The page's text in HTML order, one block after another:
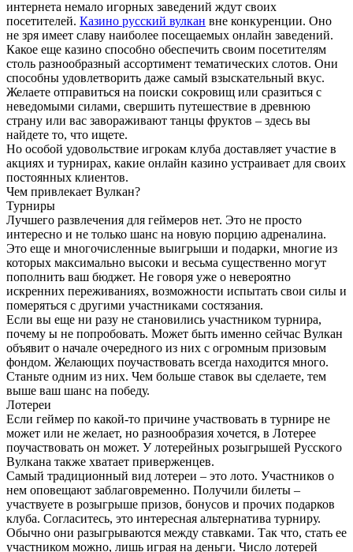
интернета немало игорных заведений ждут своих
посетителей. Казино русский вулкан вне конкуренции. Оно
не зря имеет славу наиболее посещаемых онлайн заведений.
Какое еще казино способно обеспечить своим посетителям
столь разнообразный ассортимент тематических слотов. Они
способны удовлетворить даже самый взыскательный вкус.
Желаете отправиться на поиски сокровищ или сразиться с
неведомыми силами, свершить путешествие в древнюю
страну или вас завораживают танцы фруктов – здесь вы
найдете то, что ищете.
Но особой удовольствие игрокам клуба доставляет участие в
акциях и турнирах, какие онлайн казино устраивает для своих
постоянных клиентов.
Чем привлекает Вулкан?
Турниры
Лучшего развлечения для геймеров нет. Это не просто
интересно и не только шанс на новую порцию адреналина.
Это еще и многочисленные выигрыши и подарки, многие из
которых максимально высоки и весьма существенно могут
пополнить ваш бюджет. Не говоря уже о невероятно
искренних переживаниях, возможности испытать свои силы и
померяться с другими участниками состязания.
Если вы еще ни разу не становились участником турнира,
почему ы не попробовать. Может быть именно сейчас Вулкан
объявит о начале очередного из них с огромным призовым
фондом. Желающих поучаствовать всегда находится много.
Станьте одним из них. Чем больше ставок вы сделаете, тем
выше ваш шанс на победу.
Лотереи
Если геймер по какой-то причине участвовать в турнире не
может или не желает, но разнообразия хочется, в Лотерее
поучаствовать он может. У лотерейных розыгрышей Русского
Вулкана также хватает приверженцев.
Самый традиционный вид лотереи – это лото. Участников о
нем оповещают заблаговременно. Получили билеты –
участвуете в розыгрыше призов, бонусов и прочих подарков
клуба. Согласитесь, это интересная альтернатива турниру.
Обычно они разыгрываются между ставками. Так что, стать ее
участником можно, лишь играя на деньги. Число лотерей